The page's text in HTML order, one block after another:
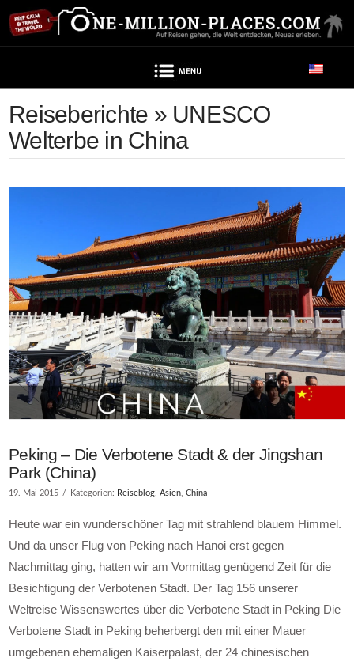
Reiseberichte » UNESCO
Welterbe in China
Peking – Die Verbotene Stadt & der Jingshan
Park (China)
19. Mai 2015 Kategorien: Reiseblog ,Asien ,China
Heute war ein wunderschöner Tag mit strahlend blauem Himmel.
Und da unser Flug von Peking nach Hanoi erst gegen
Nachmittag ging, hatten wir am Vormittag genügend Zeit für die
Besichtigung der Verbotenen Stadt. Der Tag 156 unserer
Weltreise Wissenswertes über die Verbotene Stadt in Peking Die
Verbotene Stadt in Peking beherbergt den mit einer Mauer
umgebenen ehemaligen Kaiserpalast, der 24 chinesischen